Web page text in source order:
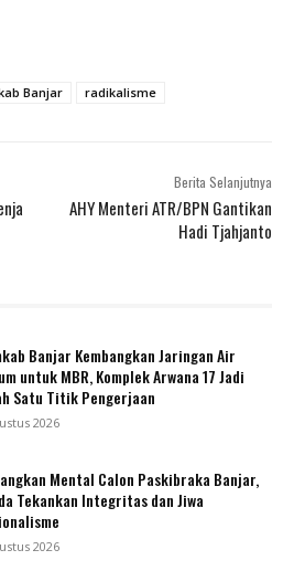
Banjar radikalisme
Berita Selanjutnya
AHY Menteri ATR/BPN Gantikan
Hadi Tjahjanto
Banjar Kembangkan Jaringan Air
untuk MBR, Komplek Arwana 17 Jadi
Satu Titik Pengerjaan
2026
Mental Calon Paskibraka Banjar,
Tekankan Integritas dan Jiwa
2026